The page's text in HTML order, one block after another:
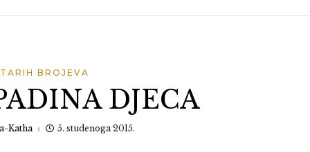
BROJEVA
DJECA
Katha 5. studenoga 2015.